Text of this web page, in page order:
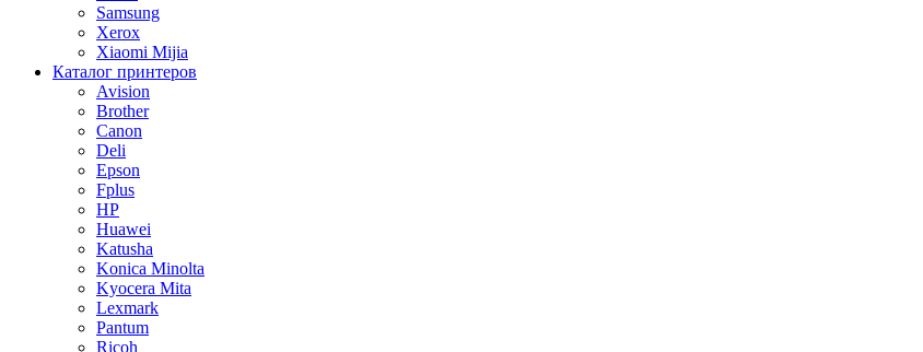
Samsung
Xerox
Xiaomi Mijia
Каталог принтеров
Avision
Brother
Canon
Deli
Epson
Fplus
HP
Huawei
Katusha
Konica Minolta
Kyocera Mita
Lexmark
Pantum
Ricoh